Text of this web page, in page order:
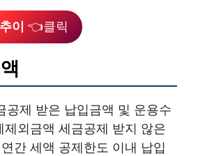
이 👈클릭
공제 받은 납입금액 및 운용수
제외금액 세금공제 받지 않은
간 세액 공제한도 이내 납입